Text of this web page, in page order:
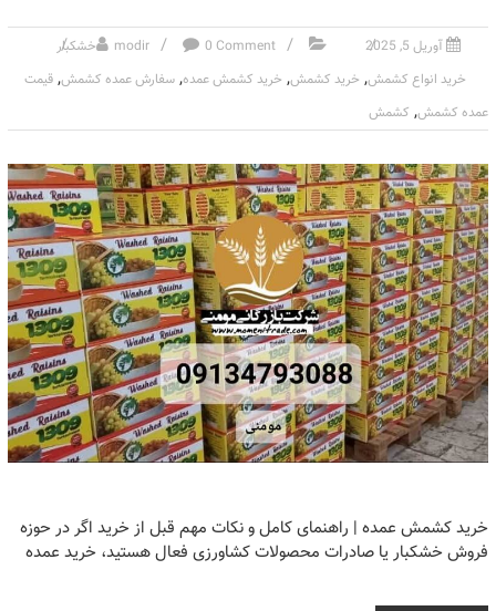
آوریل 5, 2025 modir 0 Comment
خشکبار
خرید انواع کشمش, خرید کشمش, خرید کشمش عمده, سفارش عمده کشمش, قیمت
عمده کشمش, کشمش
خرید کشمش عمده | راهنمای کامل و نکات مهم قبل از خرید اگر در حوزه
فروش خشکبار یا صادرات محصولات کشاورزی فعال هستید، خرید عمده